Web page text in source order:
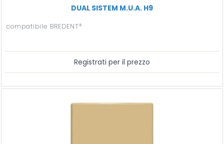
DUAL SISTEM M.U.A. H9
compatibile BREDENT®
Registrati per il prezzo